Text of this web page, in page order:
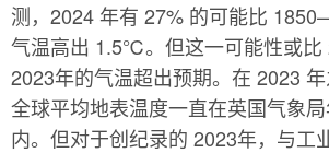
测，2024 年有 27% 的可能比
气温高出 1.5℃。但这一可能性或比
2023年的气温超出预期。在 2023 年
全球平均地表温度一直在英国气象
内。但对于创纪录的 2023年，与